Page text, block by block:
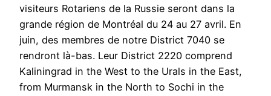
visiteurs Rotariens de la Russie seront dans la
grande région de Montréal du 24 au 27 avril. En
juin, des membres de notre District 7040 se
rendront là-bas. Leur District 2220 comprend
Kaliningrad in the West to the Urals in the East,
from Murmansk in the North to Sochi in the